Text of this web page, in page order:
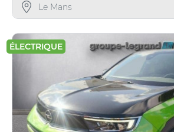
Le Mans
ÉLECTRIQUE